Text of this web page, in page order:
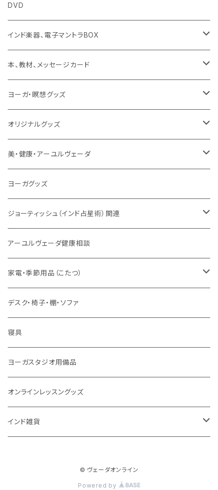
ヨーガスートラ（オーディオ版）
ミュージック
動画
本／資料（PDFデータ）
トウドウ作品
イミー・ウーイ
般若心経
マントラ（ヴェーダ）
イミー・ウーイ・メッセージ
ヴェーダプラカーシャ・トウドウ
サンスクリット讃歌、叙事詩
インド古典音楽
ほか
DVD
インド楽器、電子マントラBOX
タンブーラ（オンデマンド/海外直送）
電子タンブーラ
マントラBOX
本、教材、メッセージカード
本
ヴェーダプラカーシャ・トウドウ著作
サンスクリット教材
ヨーガ・瞑想グッズ
シンギングボール
チベタンベル、ティンシャ
線香
法具・珠数・神仏象
ヤントラ
宝石
雑貨
ブランケット
オリジナルグッズ
Tシャツ
VEDAヤントラロゴ入り
スマホケース
VEDA CENTER ヤントラロゴ入り
美・健康・アーユルヴェーダ
健康全般/アーユルヴェーダ
ボディケア
ヘアケア
アイドロップ
点鼻オイル
オーガニック・アーユルヴェーダ
ヨーガ / 瞑想
毎日の生活目的
女性ケア
男性ケア
ヨーガグッズ
ジョーティッシュ（インド占星術）関連
総合相談
３問コース
５問コース
相性診断
長期予測
誕生時間選定
大まかな誕生時間
誕生時間不明
ヤジニャ / 宝石 / マントラ / 名付け
吉日選定
アーユルヴェーダ健康相談
家電・季節用品（こたつ）
季節・空調家電
こたつ・こたつ用品
デスク・椅子・棚・ソファ
寝具
ヨーガスタジオ用備品
オンラインレッスングッズ
インド雑貨
© ヴェーダオンライン
Powered by